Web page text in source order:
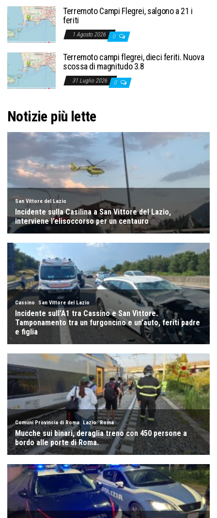
Terremoto Campi Flegrei, salgono a 21 i
feriti
1 Agosto 2026 0
Terremoto campi flegrei, dieci feriti. Nuova
scossa di magnitudo 3.8
31 Luglio 2026 0
Notizie più lette